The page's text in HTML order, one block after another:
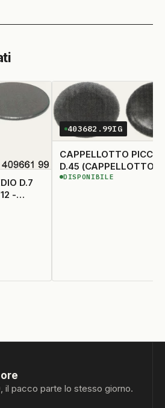
D.7
-
403682.99IG
CAPPELLOTTO
D.45 (CAPPELLOTTO
403679 - BRUCIATORE
DISPONIBILE
DISPONIBILE
il pacco parte lo stesso giorno.